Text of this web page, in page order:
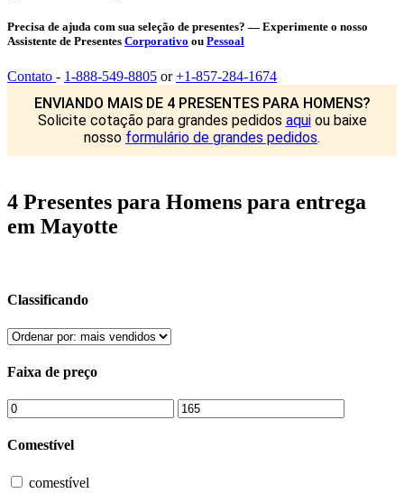
Precisa de ajuda com sua seleção de presentes? — Experimente o nosso
Assistente de Presentes Corporativo ou Pessoal
Contato - 1-888-549-8805 or+1-857-284-1674
ENVIANDO MAIS DE 4 PRESENTES PARA HOMENS?
Solicite cotação para grandes pedidos aquiou baixe
nosso formulário de grandes pedidos.
4 Presentes para Homens para entrega
em Mayotte
Classificando
Faixa de preço
Comestível
comestível